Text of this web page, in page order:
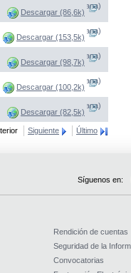
Descargar (86,6k)
(Abre una nueva ventana)
Descargar (153,5k)
(Abre una nueva ventana)
Descargar (98,7k)
(Abre una nueva ventana)
Descargar (100,2k)
(Abre una nueva ventana)
Descargar (82,5k)
(Abre una nueva ventana)
Siguiente Último
Síguenos en:
Rendición de cuentas
Seguridad de la
Convocatorias